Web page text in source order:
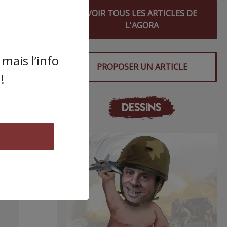
le
du
VOIR TOUS LES ARTICLES DE
L'AGORA
PROPOSER UN ARTICLE
DESSINS
l’info